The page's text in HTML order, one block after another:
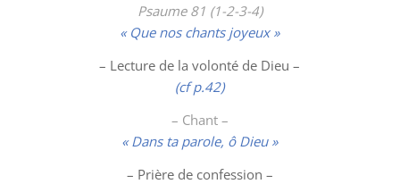
Psaume 81 (1-2-3-4)
« Que nos chants joyeux »
– Lecture de la volonté de Dieu –
(cf p.42)
– Chant –
« Dans ta parole, ô Dieu »
– Prière de confession –